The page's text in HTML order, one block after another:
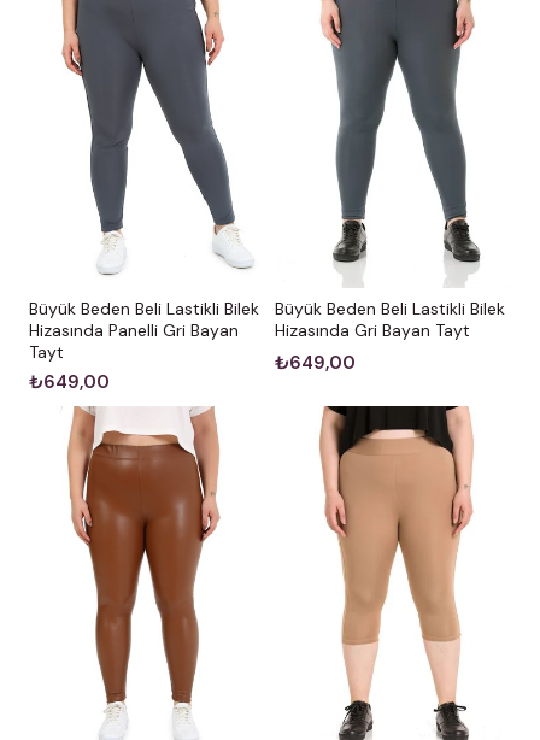
Büyük Beden Beli Lastikli Bilek
Hizasında Panelli Gri Bayan
Tayt
₺649,00
Büyük Beden Beli Lastikli Bilek
Hizasında Gri Bayan Tayt
₺649,00